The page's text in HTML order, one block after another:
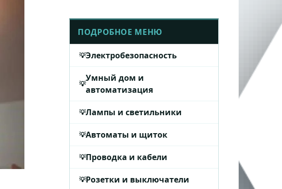
ПОДРОБНОЕ МЕНЮ
Электробезопасность
Умный дом и
автоматизация
Лампы и светильники
Автоматы и щиток
Проводка и кабели
Розетки и выключатели